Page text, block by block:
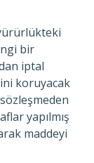
bir
iptal
koruyacak
yapılmış
maddeyi